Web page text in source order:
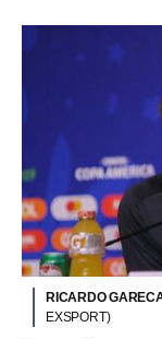
RICARDO
EXSPORT)